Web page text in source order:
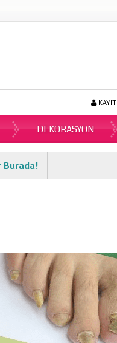
Mı 2026? Online
DEKORASYON
Burada!